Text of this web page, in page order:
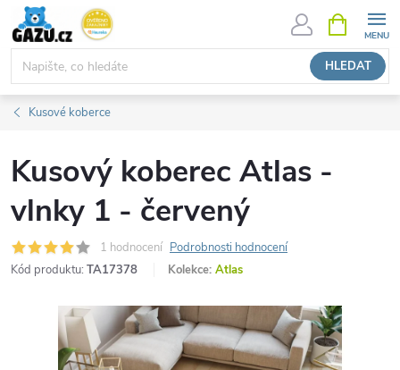
Přejít
obsah
HLEDAT
NÁKUPNÍ
KOŠÍK
Kusové koberce
Kusový koberec Atlas -
vlnky 1 - červený
1 hodnocení Podrobnosti hodnocení
Kód produktu: TA17378 Kolekce: Atlas